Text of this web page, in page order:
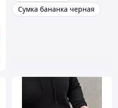
Сумка бананка черная